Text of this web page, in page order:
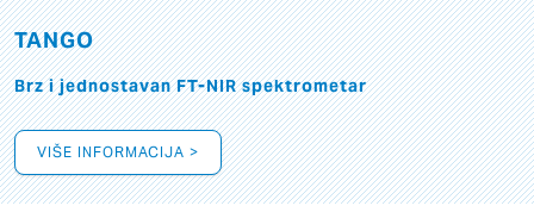
TANGO
Brz i jednostavan FT-NIR spektrometar
VIŠE INFORMACIJA >